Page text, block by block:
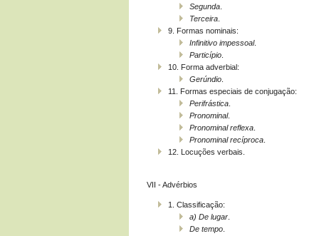
Segunda
Terceira
9. Formas nominais:
Infinitivo impessoal.
Particípio
10. Forma adverbial:
Gerúndio
11. Formas especiais de conjugação:
Perifrástica
Pronominal.
Pronominal reflexa
Pronominal recíproca
12. Locuções verbais.
VII - Advérbios
1. Classificação:
a) De lugar
De tempo